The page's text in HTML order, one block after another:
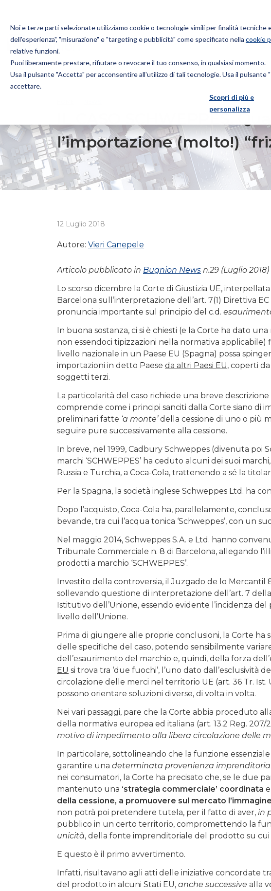
Noi e terze parti selezionate utilizziamo cookie o tecnologie simili per finalità tecniche
dell'esperienza", "misurazione" e "targeting e pubblicità" come specificato nella cookie
relative funzioni.
Puoi liberamente prestare, rifiutare o revocare il tuo consenso, in qualsiasi momento.
Usa il pulsante "Accetta" per acconsentire all'utilizzo di tali tecnologie. Usa il
accettare.
Scopri di più e
personalizza
Bugnion
The
IL CASO SCHWEPPES. QUANDO LA VENDITA DEL
IL CASO SCHWEPPES.
l’importazione (molto!)
12 Luglio 2018
Autore: Vieri Canepele
Articolo pubblicato in Bugnion News n.29 (Luglio 2018)
Lo scorso dicembre la Corte di Giustizia UE,
Barcelona sull’interpretazione dell’art. 7(1) Direttiva
pronuncia importante sul principio del c.d.
In buona sostanza, ci si è chiesti (e la Corte ha dato
non essendoci tipizzazioni nella normativa
livello nazionale in un Paese EU (Spagna) possa
importazioni in detto Paese da altri Paesi EU, coperti
soggetti terzi.
La particolarità del caso richiede una breve
comprende come i principi sanciti dalla Corte siano di
preliminari fatte ‘a monte’della cessione di uno o più
seguire pure successivamente alla cessione.
In breve, nel 1999, Cadbury Schweppes (divenuta
marchi ‘SCHWEPPES’ ha ceduto alcuni dei suoi
Russia e Turchia, a Coca-Cola, trattenendo a sé la
Per la Spagna, la società inglese Schweppes Ltd. ha
Dopo l’acquisto, Coca-Cola ha, parallelamente,
bevande, tra cui l’acqua tonica ‘Schweppes’, con un
Nel maggio 2014, Schweppes S.A. e Ltd. hanno
Tribunale Commerciale n. 8 di Barcelona, allegando
prodotti a marchio ‘SCHWEPPES’.
Investito della controversia, il Juzgado de lo Mercantil
sollevando questione di interpretazione dell’art. 7
Istitutivo dell’Unione, essendo evidente l’incidenza
livello dell’Unione.
Prima di giungere alle proprie conclusioni, la Corte ha
delle specifiche del caso, potendo sensibilmente
dell’esaurimento del marchio e, quindi, della forza
EU si trova tra ‘due fuochi’, l’uno dato dall’esclusività
circolazione delle merci nel territorio UE (art. 36 Tr.
possono orientare soluzioni diverse, di volta in volta.
Nei vari passaggi, pare che la Corte abbia proceduto
della normativa europea ed italiana (art. 13.2 Reg. 207/
motivo di impedimento alla libera circolazione delle
In particolare, sottolineando che la funzione
garantire una determinata provenienza
nei consumatori, la Corte ha precisato che, se le due
mantenuto una ‘strategia commerciale’ coordinata e
della cessione, a promuovere sul mercato
non potrà poi pretendere tutela, per il fatto di aver, in
pubblico in un certo territorio, compromettendo la
unicità, della fonte imprenditoriale del prodotto su cui
E questo è il primo avvertimento.
Infatti, risultavano agli atti delle iniziative concordate
del prodotto in alcuni Stati EU, anche successive alla